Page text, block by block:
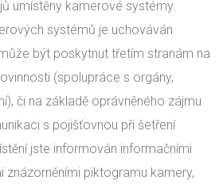
umístěny kamerové systémy.
systémů je uchováván
být poskytnut třetím stranám na
(spolupráce s orgány,
či na základě oprávněného zájmu
s pojišťovnou při šetření
jste informován informačními
znázorněními piktogramu kamery,